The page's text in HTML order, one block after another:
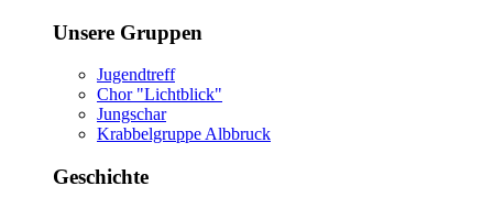
Unsere Gruppen
Jugendtreff
Chor "Lichtblick"
Jungschar
Krabbelgruppe Albbruck
Geschichte